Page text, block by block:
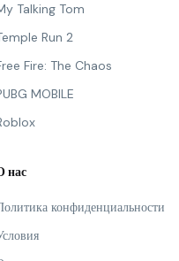
Talking Tom
Run 2
Fire: The Chaos
MOBILE
нас
конфиденциальности